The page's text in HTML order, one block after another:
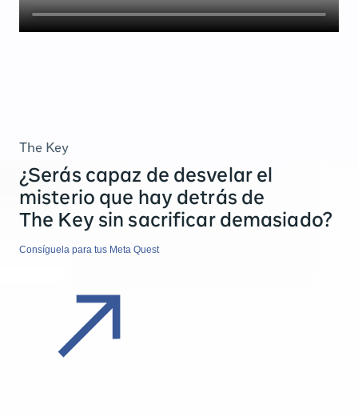
The Key
¿Serás capaz de desvelar el
misterio que hay detrás de
The Key sin sacrificar demasiado?
Consíguela para tus Meta Quest